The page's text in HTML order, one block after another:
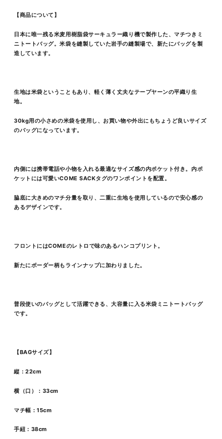
【商品について】
日本に唯一残る米麦用樹脂袋サーキュラー織り機で製作した、マチつきミ
ニトートバッグ。米袋を縫製していた岩手の縫製場で、新たにバッグを製
造しています。
生地は米袋ということもあり、軽く薄く丈夫なテープヤーンの平織り生
地。
30kg用の小さめの米袋を使用し、お買い物や外出にもちょうど良いサイズ
のバッグになっています。
内側には携帯電話や小物を入れる最適なサイズ感の内ポケット付き。内ポ
ケットには可愛いCOME SACKタグのワンポイントを配置。
脇底に大きめのマチ分量を取り、二重に生地を使用しているので安心感の
あるデザインです。
フロントにはCOMEのレトロで味のあるハンコプリント。
新たにボーダー柄もラインナップに加わりました。
普段使いのバッグとして活躍できる、大容量に入る米袋ミニトートバッグ
です。
【BAGサイズ】
縦：22cm
横（口）：33cm
マチ幅：15cm
手紐：38cm